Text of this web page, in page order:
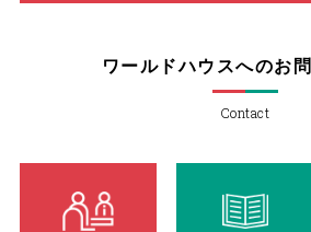
ワールドハウスへのお
Contact